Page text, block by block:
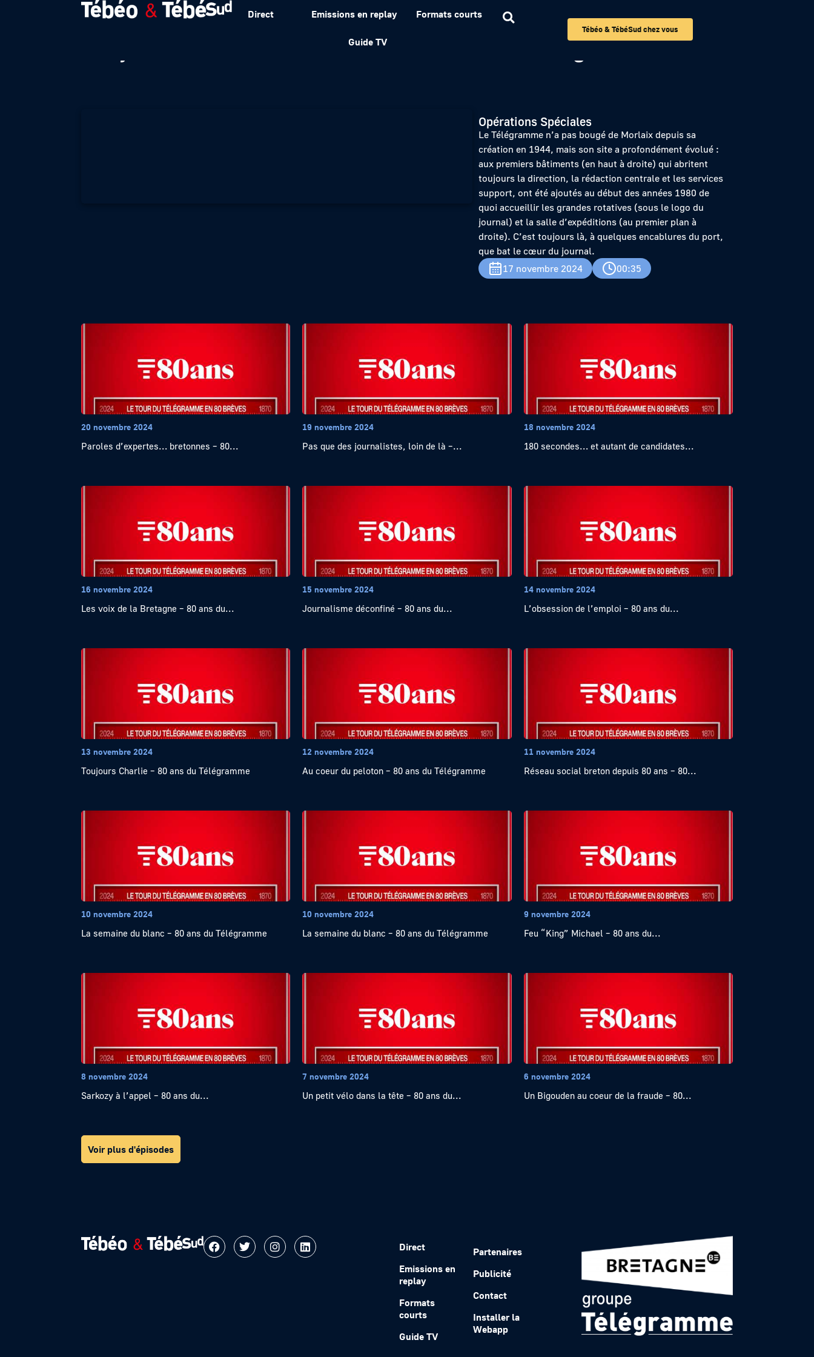
Direct Emissions en replay Formats courts
Guide TV
Tébéo & TébéSud chez vous
Toujours au coeur de Morlaix – 80 ans du Télégramme
Opérations Spéciales
Le Télégramme n’a pas bougé de Morlaix depuis sa
création en 1944, mais son site a profondément évolué :
aux premiers bâtiments (en haut à droite) qui abritent
toujours la direction, la rédaction centrale et les services
support, ont été ajoutés au début des années 1980 de
quoi accueillir les grandes rotatives (sous le logo du
journal) et la salle d’expéditions (au premier plan à
droite). C’est toujours là, à quelques encablures du port,
que bat le cœur du journal.
17 novembre 2024
00:35
20 novembre 2024
Paroles d’expertes… bretonnes – 80...
19 novembre 2024
Pas que des journalistes, loin de là –...
18 novembre 2024
180 secondes… et autant de candidates...
16 novembre 2024
Les voix de la Bretagne – 80 ans du...
15 novembre 2024
Journalisme déconfiné – 80 ans du...
14 novembre 2024
L’obsession de l’emploi – 80 ans du...
13 novembre 2024
Toujours Charlie – 80 ans du Télégramme
12 novembre 2024
Au coeur du peloton – 80 ans du Télégramme
11 novembre 2024
Réseau social breton depuis 80 ans – 80...
10 novembre 2024
La semaine du blanc – 80 ans du Télégramme
10 novembre 2024
La semaine du blanc – 80 ans du Télégramme
9 novembre 2024
Feu “King” Michael – 80 ans du...
8 novembre 2024
Sarkozy à l’appel – 80 ans du...
7 novembre 2024
Un petit vélo dans la tête – 80 ans du...
6 novembre 2024
Un Bigouden au coeur de la fraude – 80...
Voir plus d'épisodes
Direct
Emissions en
replay
Formats
courts
Guide TV
Partenaires
Publicité
Contact
Installer la
Webapp